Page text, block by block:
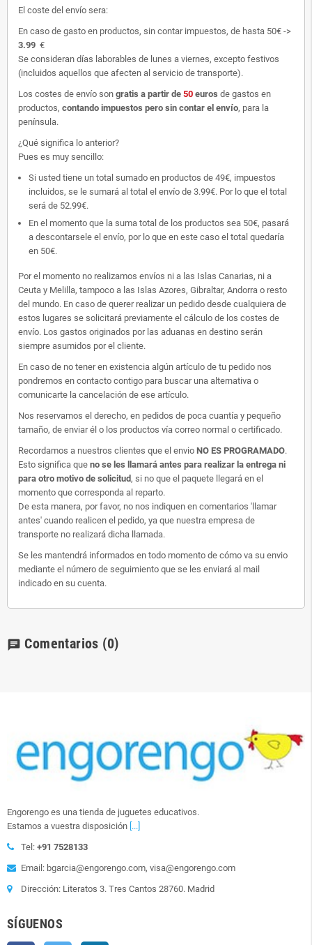
El coste del envío sera:
En caso de gasto en productos, sin contar impuestos, de hasta 50€ ->
3.99 €
Se consideran días laborables de lunes a viernes, excepto festivos
(incluidos aquellos que afecten al servicio de transporte).
Los costes de envío son gratis a partir de 50 euros de gastos en
productos, contando impuestos pero sin contar el envío, para la
península.
¿Qué significa lo anterior?
Pues es muy sencillo:
Si usted tiene un total sumado en productos de 49€, impuestos
incluidos, se le sumará al total el envío de 3.99€. Por lo que el total
será de 52.99€.
En el momento que la suma total de los productos sea 50€, pasará
a descontarsele el envío, por lo que en este caso el total quedaría
en 50€.
Por el momento no realizamos envíos ni a las Islas Canarias, ni a
Ceuta y Melilla, tampoco a las Islas Azores, Gibraltar, Andorra o resto
del mundo. En caso de querer realizar un pedido desde cualquiera de
estos lugares se solicitará previamente el cálculo de los costes de
envío. Los gastos originados por las aduanas en destino serán
siempre asumidos por el cliente.
En caso de no tener en existencia algún artículo de tu pedido nos
pondremos en contacto contigo para buscar una alternativa o
comunicarte la cancelación de ese artículo.
Nos reservamos el derecho, en pedidos de poca cuantía y pequeño
tamaño, de enviar él o los productos vía correo normal o certificado.
Recordamos a nuestros clientes que el envio NO ES PROGRAMADO.
Esto significa que no se les llamará antes para realizar la entrega ni
para otro motivo de solicitud, si no que el paquete llegará en el
momento que corresponda al reparto.
De esta manera, por favor, no nos indiquen en comentarios 'llamar
antes' cuando realicen el pedido, ya que nuestra empresa de
transporte no realizará dicha llamada.
Se les mantendrá informados en todo momento de cómo va su envio
mediante el número de seguimiento que se les enviará al mail
indicado en su cuenta.
chat Comentarios (0)
Engorengo es una tienda de juguetes educativos.
Estamos a vuestra disposición [...]
Tel: +91 7528133
Email: bgarcia@engorengo.com, visa@engorengo.com
Dirección: Literatos 3. Tres Cantos 28760. Madrid
SÍGUENOS